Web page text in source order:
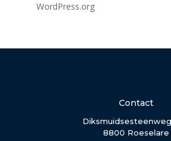
WordPress.org
Contact
8800 Roeselare